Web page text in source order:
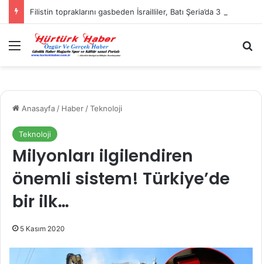
Menü
Anasayfa / Haber /Teknoloji
Teknoloji
Milyonları ilgilendiren
önemli sistem! Türkiye’de
bir ilk…
5 Kasım 2020